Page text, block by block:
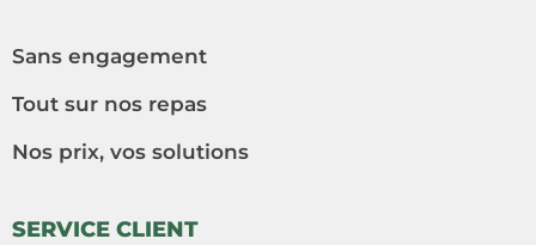
Sans engagement
Tout sur nos repas
Nos prix, vos solutions
SERVICE CLIENT